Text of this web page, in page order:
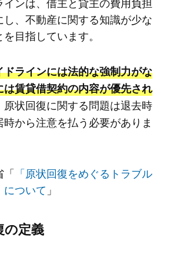
、不動産に関する知識が少な
目指しています。
ドラインには法的な強制力がな
賃貸借契約の内容が優先され
原状回復に関する問題は退去時
から注意を払う必要がありま
「 「原状回復をめぐるトラブル
について 」
の定義